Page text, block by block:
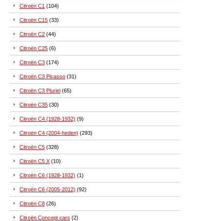
Citroën C1 (104)
Citroën C15 (33)
Citroën C2 (44)
Citroën C25 (6)
Citroën C3 (174)
Citroën C3 Picasso (31)
Citroën C3 Pluriel (65)
Citroën C35 (30)
Citroën C4 (1928-1932) (9)
Citroën C4 (2004-heden) (293)
Citroën C5 (328)
Citroën C5 X (10)
Citroën C6 (1928-1932) (1)
Citroën C6 (2005-2012) (92)
Citroën C8 (26)
Citroën Concept cars (2)